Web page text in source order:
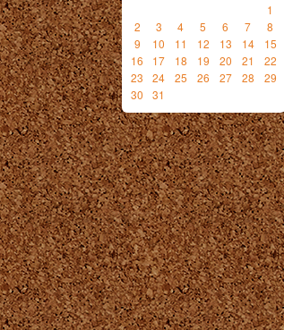
1
2
3 4 5 6 7
8
9
10 11 12 13 14
15
16
17 18 19 20 21
22
23
24 25 26 27 28
29
30
31